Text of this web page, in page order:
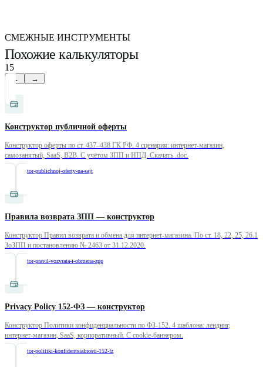
СМЕЖНЫЕ ИНСТРУМЕНТЫ
Похожие калькуляторы
15
← →
Конструктор публичной оферты
Конструктор оферты по ст. 437–438 ГК РФ. 4 сценария: интернет-магазин,
самозанятый, SaaS, B2B. С учётом ЗПП и НПД. Скачать .doc.
konstruktor-publichnoj-oferty-na-sajt
Правила возврата ЗПП — конструктор
Конструктор Правил возврата и обмена для интернет-магазина. По ст. 18, 22, 25, 26.1
ЗоЗПП и постановлению № 2463 от 31.12.2020.
konstruktor-pravil-vozvrata-i-obmena-zpp
Privacy Policy 152-ФЗ — конструктор
Конструктор Политики конфиденциальности по ФЗ-152. 4 шаблона: лендинг,
интернет-магазин, SaaS, корпоративный. С cookie-баннером.
konstruktor-politiki-konfidentsialnosti-152-fz